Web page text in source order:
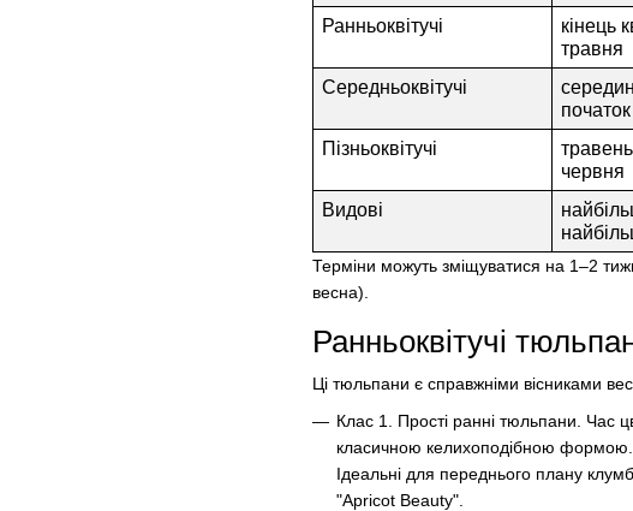
Ранньоквітучі
кінець
травня
Середньоквітучі
Пізньоквітучі
червня
Видові
Терміни можуть зміщуватися на 1–2
весна).
Ранньоквітучі
Ці тюльпани є справжніми вісниками
Клас 1. Прості ранні тюльпани. Час
класичною келихоподібною формою.
Ідеальні для переднього плану
"Apricot Beauty".